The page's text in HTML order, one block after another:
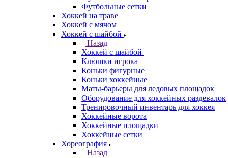
Футбольные сетки
Хоккей на траве
Хоккей с мячом
Хоккей с шайбой
Назад
Хоккей с шайбой
Клюшки игрока
Коньки фигурные
Коньки хоккейные
Маты-барьеры для ледовых площадок
Оборудование для хоккейных раздевалок
Тренировочный инвентарь для хоккея
Хоккейные ворота
Хоккейные площадки
Хоккейные сетки
Хореография
Назад